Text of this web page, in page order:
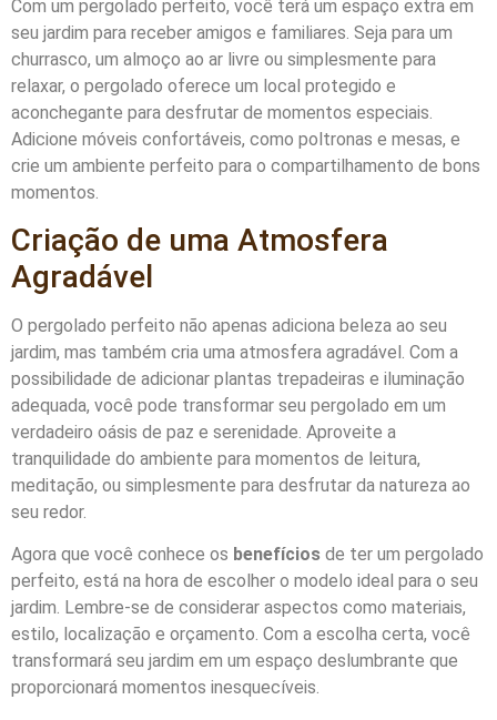
Com um pergolado perfeito, você terá um espaço extra em
seu jardim para receber amigos e familiares. Seja para um
churrasco, um almoço ao ar livre ou simplesmente para
relaxar, o pergolado oferece um local protegido e
aconchegante para desfrutar de momentos especiais.
Adicione móveis confortáveis, como poltronas e mesas, e
crie um ambiente perfeito para o compartilhamento de bons
momentos.
Criação de uma Atmosfera
Agradável
O pergolado perfeito não apenas adiciona beleza ao seu
jardim, mas também cria uma atmosfera agradável. Com a
possibilidade de adicionar plantas trepadeiras e iluminação
adequada, você pode transformar seu pergolado em um
verdadeiro oásis de paz e serenidade. Aproveite a
tranquilidade do ambiente para momentos de leitura,
meditação, ou simplesmente para desfrutar da natureza ao
seu redor.
Agora que você conhece os benefícios de ter um pergolado
perfeito, está na hora de escolher o modelo ideal para o seu
jardim. Lembre-se de considerar aspectos como materiais,
estilo, localização e orçamento. Com a escolha certa, você
transformará seu jardim em um espaço deslumbrante que
proporcionará momentos inesquecíveis.